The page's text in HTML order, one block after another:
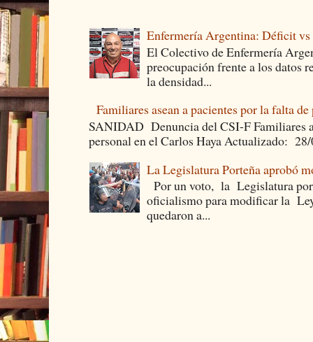
Enfermería Argentina: Déficit
El Colectivo de Enfermería
preocupación frente a los datos
la densidad...
Familiares asean a pacientes por la falta
SANIDAD Denuncia del CSI-F Familiares
personal en el Carlos Haya Actualizado:
La Legislatura Porteña aprobó
Por un voto, la Legislatura
oficialismo para modificar la
quedaron a...